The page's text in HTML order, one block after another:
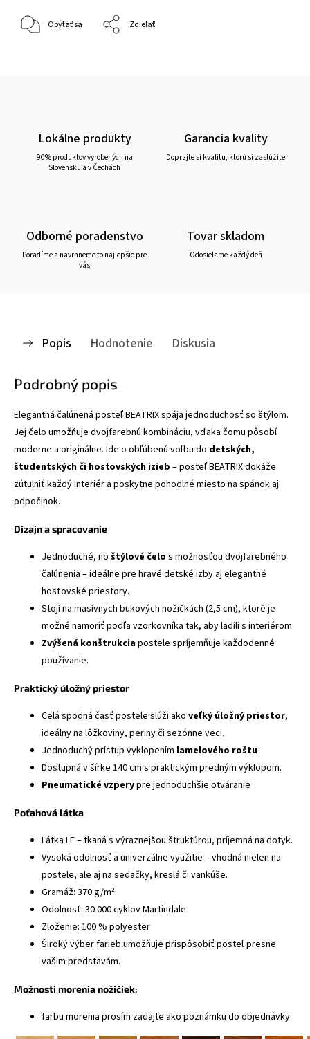
Opýtať sa Zdieľať
Lokálne produkty
90% produktov vyrobených na
Slovensku a v Čechách
Garancia kvality
Doprajte si kvalitu, ktorú si zaslúžite
Odborné poradenstvo
Poradíme a navrhneme to najlepšie pre
vás
Tovar skladom
Odosielame každý deň
Popis Hodnotenie Diskusia
Podrobný popis
Elegantná čalúnená posteľ BEATRIX spája jednoduchosť so štýlom.
Jej čelo umožňuje dvojfarebnú kombináciu, vďaka čomu pôsobí
moderne a originálne. Ide o obľúbenú voľbu do detských,
študentských či hosťovských izieb – posteľ BEATRIX dokáže
zútulniť každý interiér a poskytne pohodlné miesto na spánok aj
odpočinok.
Dizajn a spracovanie
Jednoduché, no štýlové čelo s možnosťou dvojfarebného
čalúnenia – ideálne pre hravé detské izby aj elegantné
hosťovské priestory.
Stojí na masívnych bukových nožičkách (2,5 cm), ktoré je
možné namoriť podľa vzorkovníka tak, aby ladili s interiérom.
Zvýšená konštrukciapostele spríjemňuje každodenné
používanie.
Praktický úložný priestor
Celá spodná časť postele slúži ako veľký úložný priestor,
ideálny na lôžkoviny, periny či sezónne veci.
Jednoduchý prístup vyklopením lamelového roštu
Dostupná v šírke 140 cm s praktickým predným výklopom.
Pneumatické vzperypre jednoduchšie otváranie
Poťahová látka
Látka LF – tkaná s výraznejšou štruktúrou, príjemná na dotyk.
Vysoká odolnosť a univerzálne využitie – vhodná nielen na
postele, ale aj na sedačky, kreslá či vankúše.
Gramáž: 370 g/m²
Odolnosť: 30 000 cyklov Martindale
Zloženie: 100 % polyester
Široký výber farieb umožňuje prispôsobiť posteľ presne
vašim predstavám.
Možnosti morenia nožičiek:
farbu morenia prosím zadajte ako poznámku do objednávky